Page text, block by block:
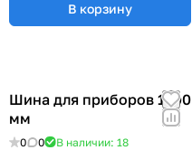
В корзину
Шина для приборов 1200
мм
0 0 В наличии: 18